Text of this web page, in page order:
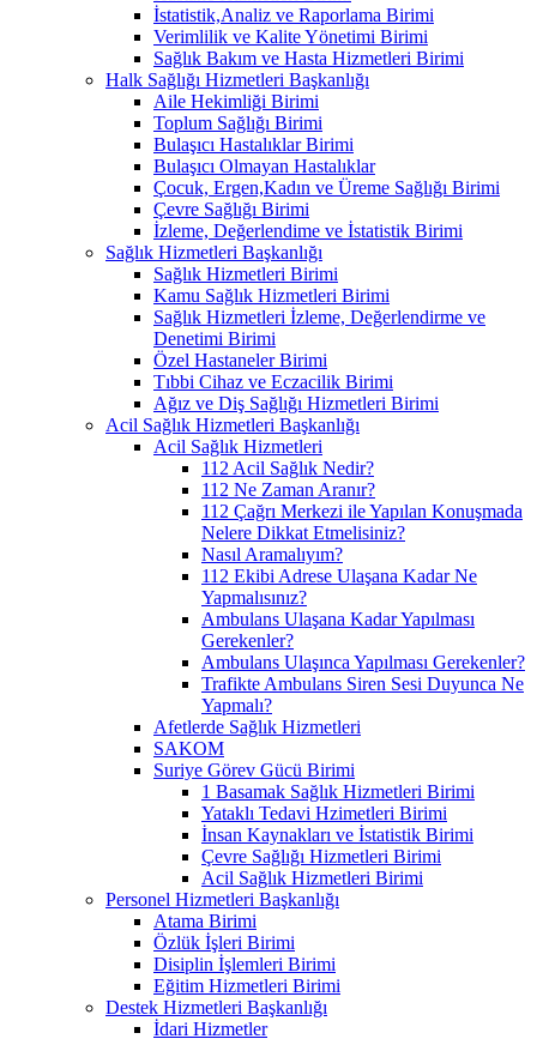
İstatistik,Analiz ve Raporlama Birimi
Verimlilik ve Kalite Yönetimi Birimi
Sağlık Bakım ve Hasta Hizmetleri Birimi
Halk Sağlığı Hizmetleri Başkanlığı
Aile Hekimliği Birimi
Toplum Sağlığı Birimi
Bulaşıcı Hastalıklar Birimi
Bulaşıcı Olmayan Hastalıklar
Çocuk, Ergen,Kadın ve Üreme Sağlığı Birimi
Çevre Sağlığı Birimi
İzleme, Değerlendime ve İstatistik Birimi
Sağlık Hizmetleri Başkanlığı
Sağlık Hizmetleri Birimi
Kamu Sağlık Hizmetleri Birimi
Sağlık Hizmetleri İzleme, Değerlendirme ve
Denetimi Birimi
Özel Hastaneler Birimi
Tıbbi Cihaz ve Eczacilik Birimi
Ağız ve Diş Sağlığı Hizmetleri Birimi
Acil Sağlık Hizmetleri Başkanlığı
Acil Sağlık Hizmetleri
112 Acil Sağlık Nedir?
112 Ne Zaman Aranır?
112 Çağrı Merkezi ile Yapılan Konuşmada
Nelere Dikkat Etmelisiniz?
Nasıl Aramalıyım?
112 Ekibi Adrese Ulaşana Kadar Ne
Yapmalısınız?
Ambulans Ulaşana Kadar Yapılması
Gerekenler?
Ambulans Ulaşınca Yapılması Gerekenler?
Trafikte Ambulans Siren Sesi Duyunca Ne
Yapmalı?
Afetlerde Sağlık Hizmetleri
SAKOM
Suriye Görev Gücü Birimi
1 Basamak Sağlık Hizmetleri Birimi
Yataklı Tedavi Hzimetleri Birimi
İnsan Kaynakları ve İstatistik Birimi
Çevre Sağlığı Hizmetleri Birimi
Acil Sağlık Hizmetleri Birimi
Personel Hizmetleri Başkanlığı
Atama Birimi
Özlük İşleri Birimi
Disiplin İşlemleri Birimi
Eğitim Hizmetleri Birimi
Destek Hizmetleri Başkanlığı
İdari Hizmetler